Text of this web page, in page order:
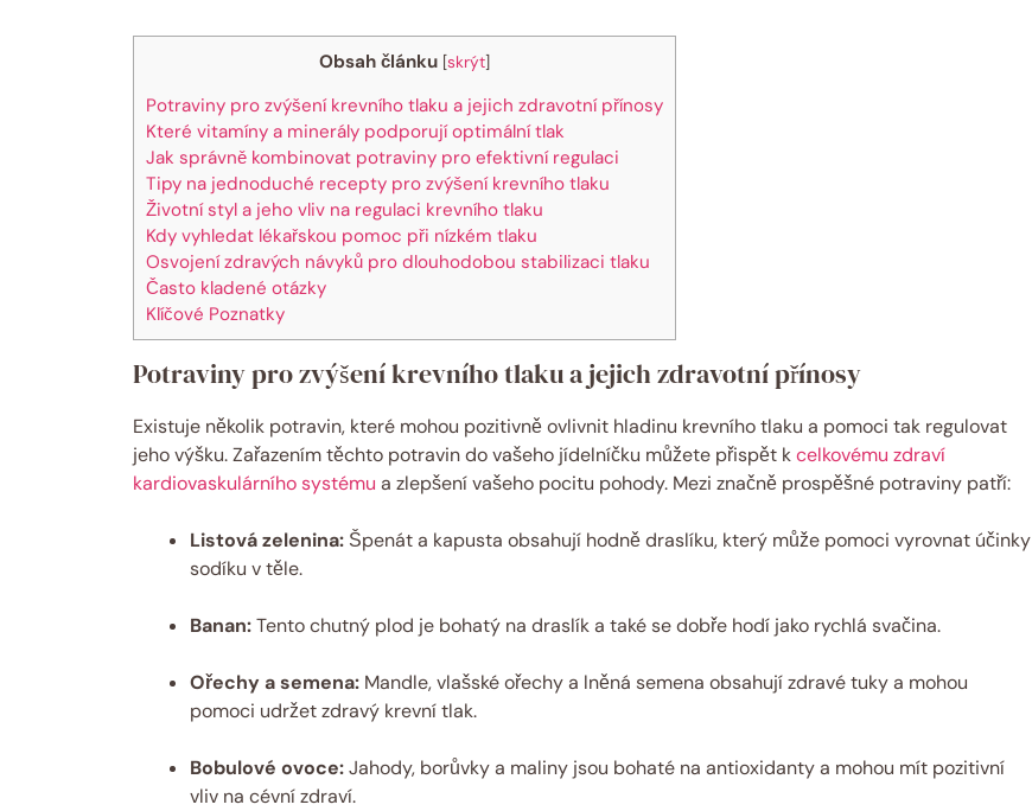
Obsah článku [skrýt]
Potraviny pro zvýšení krevního tlaku a jejich zdravotní přínosy
Které vitamíny a minerály podporují optimální tlak
Jak správně kombinovat potraviny pro efektivní regulaci
Tipy na jednoduché recepty pro zvýšení krevního tlaku
Životní styl a jeho vliv na regulaci krevního tlaku
Kdy vyhledat lékařskou pomoc při nízkém tlaku
Osvojení zdravých návyků pro dlouhodobou stabilizaci tlaku
Často kladené otázky
Klíčové Poznatky
Potraviny pro zvýšení krevního tlaku a jejich zdravotní přínosy
Existuje několik potravin, které mohou pozitivně ovlivnit hladinu krevního tlaku a pomoci tak regulovat
jeho výšku. Zařazením těchto potravin do vašeho jídelníčku můžete přispět kcelkovému zdraví
kardiovaskulárního systému a zlepšení vašeho pocitu pohody. Mezi značně prospěšné potraviny patří:
Listová zelenina: Špenát a kapusta obsahují hodně draslíku, který může pomoci vyrovnat účinky
sodíku v těle.
Banan:Tento chutný plod je bohatý na draslík a také se dobře hodí jako rychlá svačina.
Ořechy a semena: Mandle, vlašské ořechy a lněná semena obsahují zdravé tuky a mohou
pomoci udržet zdravý krevní tlak.
Bobulové ovoce:Jahody, borůvky a maliny jsou bohaté na antioxidanty a mohou mít pozitivní
vliv na cévní zdraví.